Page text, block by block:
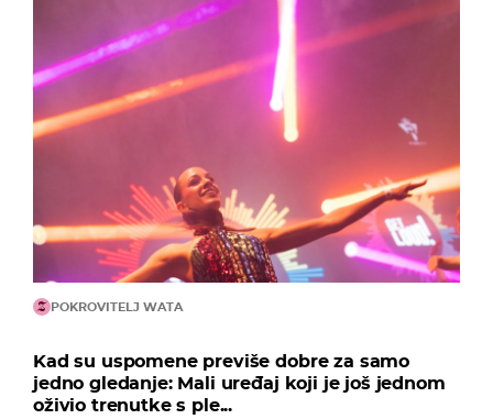
POKROVITELJ WATA
Kad su uspomene previše dobre za samo
jedno gledanje: Mali uređaj koji je još jednom
oživio trenutke s ple...